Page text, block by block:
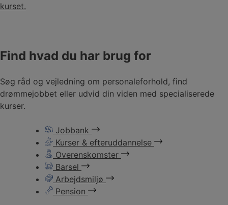
Find hvad du har brug for
Søg råd og vejledning om personaleforhold, find
drømmejobbet eller udvid din viden med specialiserede
kurser.
Jobbank
Kurser & efteruddannelse
Overenskomster
Barsel
Arbejdsmiljø
Pension